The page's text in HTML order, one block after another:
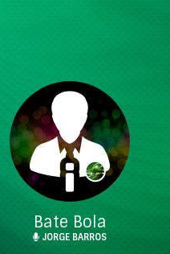
Bate Bola
JORGE BARROS